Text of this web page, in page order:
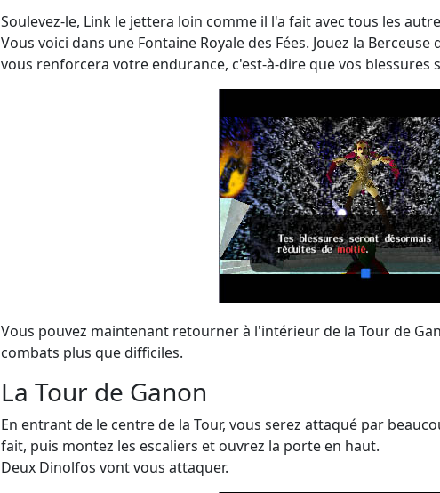
Soulevez-le, Link le jettera loin comme il l'a fait avec tous les
Vous voici dans une Fontaine Royale des Fées. Jouez la
vous renforcera votre endurance, c'est-à-dire que vos
Vous pouvez maintenant retourner à l'intérieur de la Tour de
combats plus que difficiles.
La Tour de Ganon
En entrant de le centre de la Tour, vous serez attaqué par
fait, puis montez les escaliers et ouvrez la porte en haut.
Deux Dinolfos vont vous attaquer.